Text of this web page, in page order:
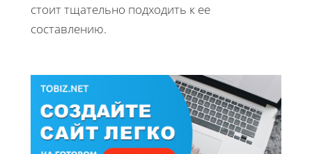
стоит тщательно подходить к ее
составлению.